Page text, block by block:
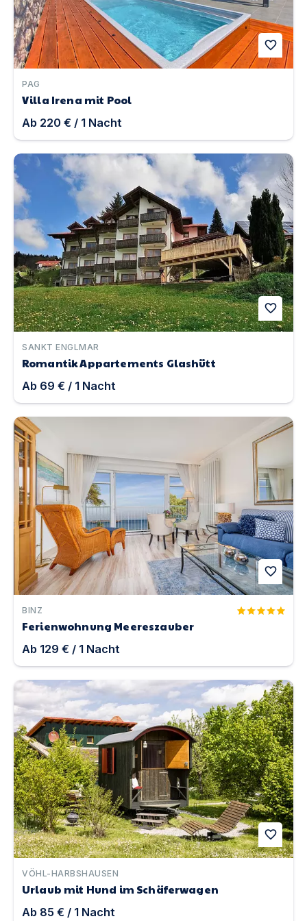
favorite
PAG
Villa Irena mit Pool
Ab 220 € / 1 Nacht
Romantik Appartements Glashütt | Unterkunft in Sankt
favorite
SANKT ENGLMAR
Romantik Appartements Glashütt
Ab 69 € / 1 Nacht
Ferienwohnung Meereszauber | Unterkunft in Binz
favorite
BINZ
Ferienwohnung Meereszauber
Ab 129 € / 1 Nacht
Urlaub mit Hund im Schäferwagen | Unterkunft in
favorite
VÖHL-HARBSHAUSEN
Urlaub mit Hund im Schäferwagen
Ab 85 € / 1 Nacht